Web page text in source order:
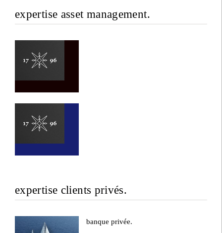
expertise asset management.
expertise clients privés.
banque privée.